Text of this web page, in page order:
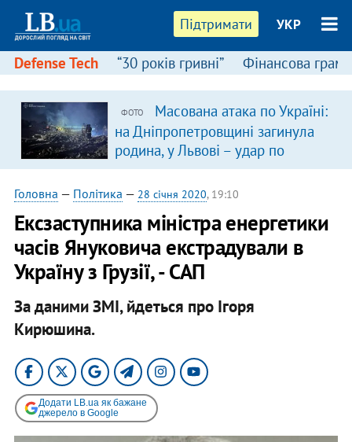
Підтримати УКР
Defense Tech “30 років гривні” Фінансова
ФОТО
Масована атака по Україні:
на Дніпропетровщині загинула
родина, у Львові – удар по
багатоповерхівках
(доповнюється)
Головна — Політика — 28 січня 2020, 19:10
Ексзаступника міністра енергетики
часів Януковича екстрадували в
Україну з Грузії, - САП
За даними ЗМІ, йдеться про Ігоря
Кирюшина.
Додати LB.ua як бажане
джерело в Google